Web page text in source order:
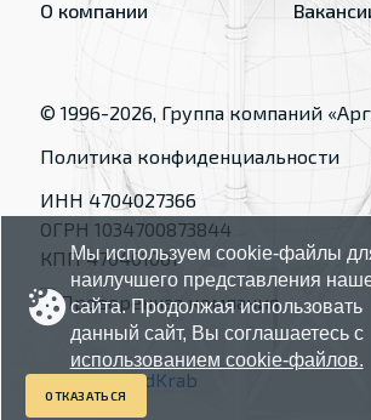
О компании
© 1996-2026, Группа компаний
Политика конфиденциальности
ИНН 4704027366
ОГРН 1034700873844
КПП 470401001
Made byRedKrab
Мы используем cookie-файлы
наилучшего представления
сайта. Продолжая использовать
данный сайт, Вы соглашаетесь с
использованием cookie-файлов.
ОТКАЗАТЬСЯ